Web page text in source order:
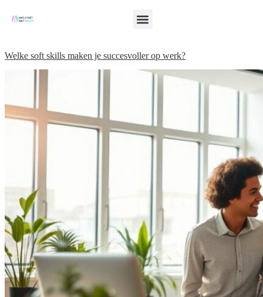
Welke soft skills maken je succesvoller op werk?